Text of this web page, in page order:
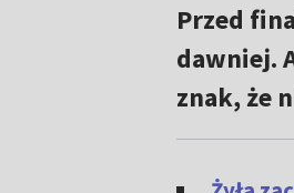
Przed
dawniej.
znak, że